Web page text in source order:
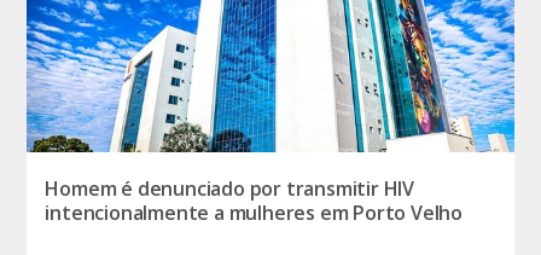
Homem é denunciado por transmitir HIV
intencionalmente a mulheres em Porto Velho